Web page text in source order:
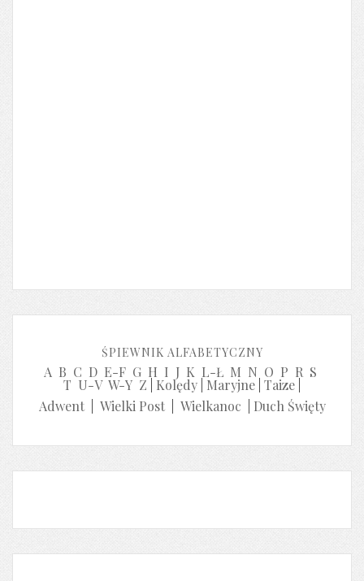
ŚPIEWNIK ALFABETYCZNY
A B C D E-F G H I J K L-Ł M N O P R S
T U-V W-Y Z Kolędy Maryjne Taize
Adwent| Wielki Post| Wielkanoc Duch Święty